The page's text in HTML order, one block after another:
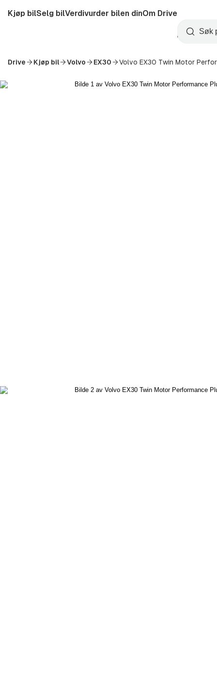
til
Startside
Kjøp bilSelg bilVerdivurder bilen dinOm Drive
Opprett
konto
Søk
Drive Kjøp bil Volvo EX30 Volvo EX30 Twin Motor